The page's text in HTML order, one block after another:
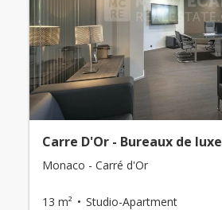
Carre D'Or - Bureaux de luxe
Monaco - Carré d'Or
13 m² Studio-Apartment